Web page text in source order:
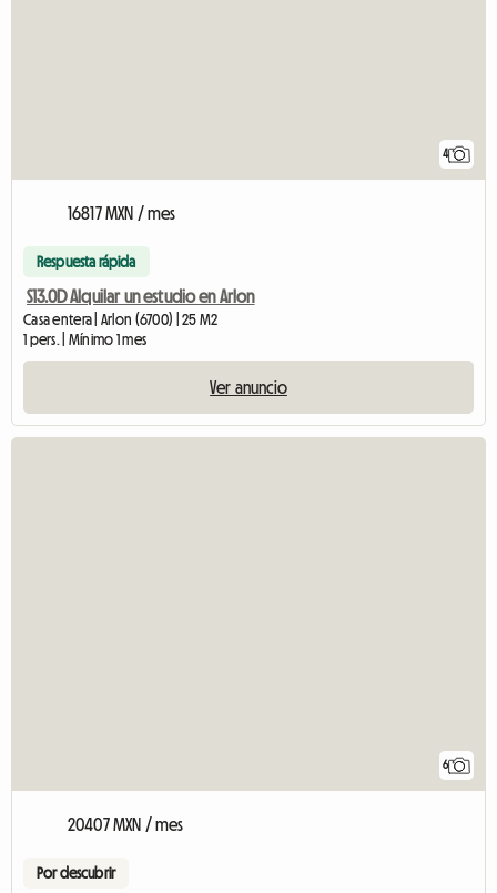
4
16817 MXN / mes
Respuesta rápida
S13.0D Alquilar un estudio en Arlon
Casa entera | Arlon (6700) | 25 M2
1 pers. | Mínimo 1 mes
Ver anuncio
6
20407 MXN / mes
Por descubrir